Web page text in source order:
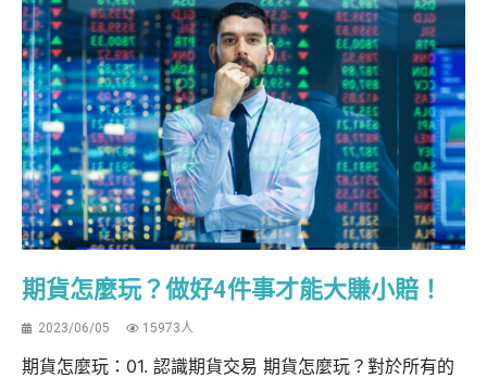
期貨怎麼玩？做好4件事才能大賺小賠！
2023/06/05 15973人
期貨怎麼玩：01. 認識期貨交易 期貨怎麼玩？對於所有的